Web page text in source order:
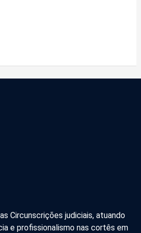
Circunscrições judiciais, atuando
e profissionalismo nas cortês em